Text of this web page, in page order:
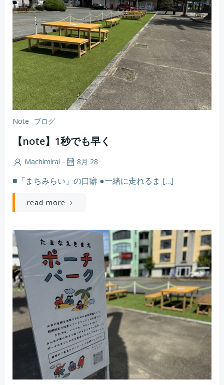
Note ブログ
【note】1秒でも早く
Machimirai - 8月 28
■「まちみらい」の口癖 ●一緒に走れるま […]
read more